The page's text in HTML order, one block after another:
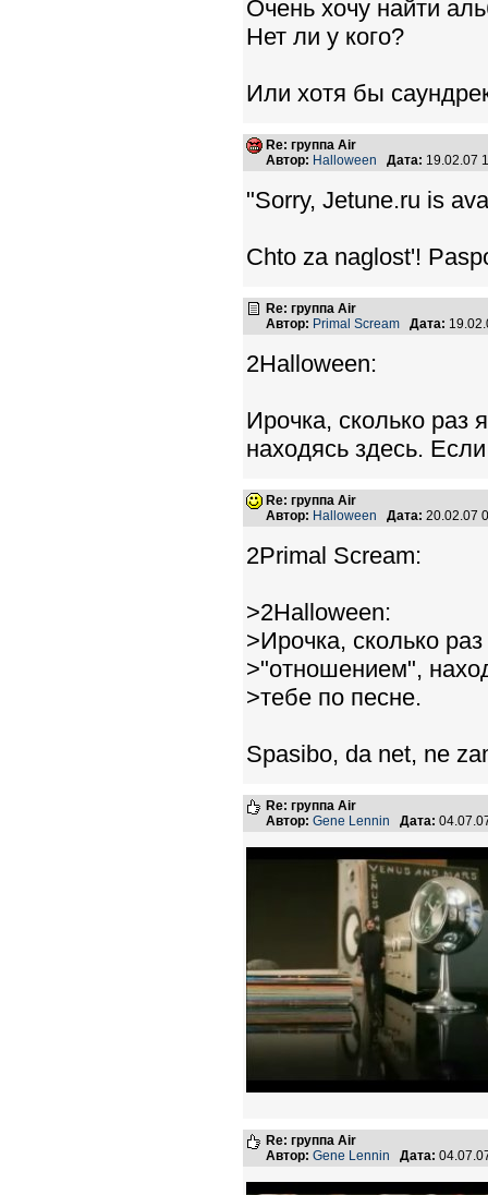
Очень хочу найти
Нет ли у кого?
Или хотя бы
Re: группа Air
Автор: Halloween Дата: 19.02.07
"Sorry, Jetune.ru is
Chto za naglost'!
Re: группа Air
Автор: Primal Scream Дата:
2Halloween:
Ирочка, сколько
находясь здесь.
Re: группа Air
Автор: Halloween Дата: 20.02.07
2Primal Scream:
>2Halloween:
>Ирочка, сколько
>"отношением",
>тебе по песне.
Spasibo, da net, ne
Re: группа Air
Автор: Gene Lennin Дата:
Re: группа Air
Автор: Gene Lennin Дата: